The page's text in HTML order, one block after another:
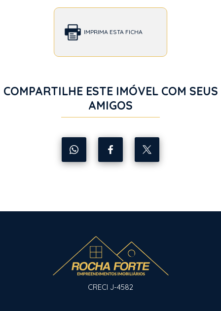
IMPRIMA ESTA FICHA
COMPARTILHE ESTE IMÓVEL COM SEUS
AMIGOS
CRECI J-4582